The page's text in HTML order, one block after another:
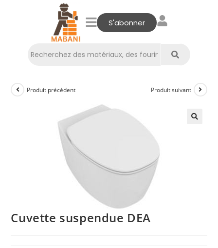
S'abonner
Produit précédent Produit suivant
Cuvette suspendue DEA